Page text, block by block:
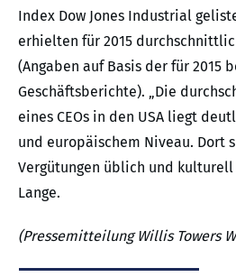
Index Dow Jones Industrial
erhielten für 2015
(Angaben auf Basis der für 2015
Geschäftsberichte). „Die
eines CEOs in den USA liegt
und europäischem Niveau. Dort
Vergütungen üblich und
Lange.
(Pressemitteilung Willis Towers